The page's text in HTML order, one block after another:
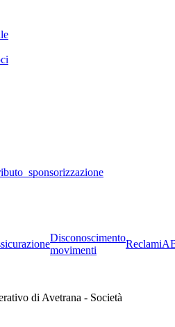
Disconoscimento
movimenti
Reclami
di Avetrana - Società